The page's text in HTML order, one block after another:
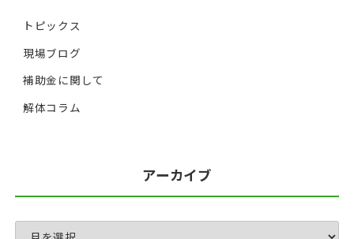
トピックス
現場ブログ
補助金に関して
解体コラム
アーカイブ